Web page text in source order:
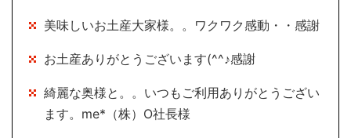
美味しいお土産大家様。。ワクワク感動・・感謝
お土産ありがとうございます(^^♪感謝
綺麗な奥様と。。いつもご利用ありがとうござい
ます。me*（株）O社長様